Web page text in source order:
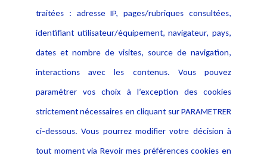
traitées : adresse IP, pages/rubriques consultées,
identifiant utilisateur/équipement, navigateur, pays,
dates et nombre de visites, source de navigation,
interactions avec les contenus. Vous pouvez
paramétrer vos choix à l’exception des cookies
strictement nécessaires en cliquant sur PARAMETRER
ci-dessous. Vous pourrez modifier votre décision à
tout moment via Revoir mes préférences cookies en